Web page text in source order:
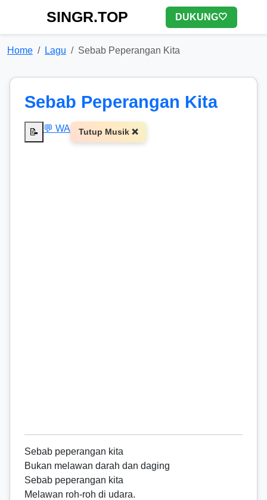
SINGR.TOP DUKUNG🤍
Home Lagu Sebab Peperangan Kita
Sebab Peperangan Kita
📝 💬 WA Tutup Musik ❌
Sebab peperangan kita
Bukan melawan darah dan daging
Sebab peperangan kita
Melawan roh-roh di udara.